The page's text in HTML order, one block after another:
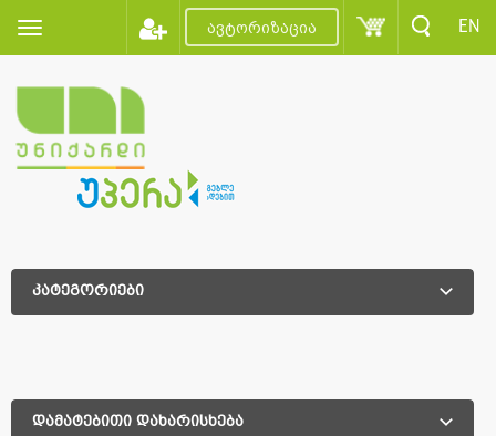
ავტორიზაცია EN
კატეგორიები
დამატებითი დახარისხება